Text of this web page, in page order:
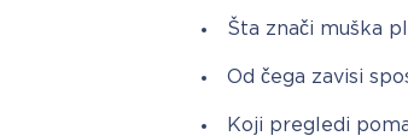
Šta znači muška
Od čega zavisi
Koji pregledi